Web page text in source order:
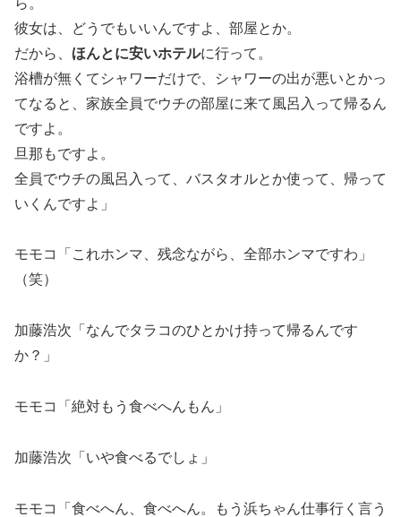
彼女は、どうでもいいんですよ、部屋とか。
だから、 ほんとに安いホテルに行って。
浴槽が無くてシャワーだけで、シャワーの出が悪いとかっ
てなると、家族全員でウチの部屋に来て風呂入って帰るん
ですよ。
旦那もですよ。
全員でウチの風呂入って、バスタオルとか使って、帰って
いくんですよ」
モモコ「これホンマ、残念ながら、全部ホンマですわ」
（笑）
加藤浩次「なんでタラコのひとかけ持って帰るんです
か？」
モモコ「絶対もう食べへんもん」
加藤浩次「いや食べるでしょ」
モモコ「食べへん、食べへん。もう浜ちゃん仕事行く言う